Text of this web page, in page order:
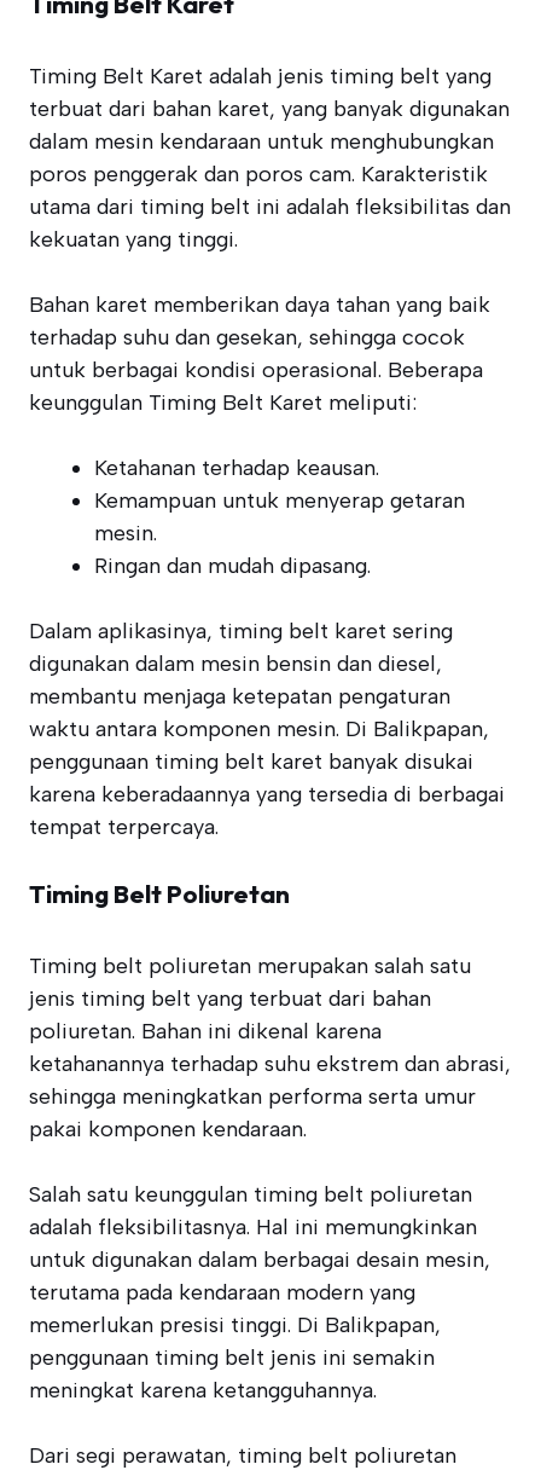
Timing Belt Karet adalah jenis timing belt yang
terbuat dari bahan karet, yang banyak digunakan
dalam mesin kendaraan untuk menghubungkan
poros penggerak dan poros cam. Karakteristik
utama dari timing belt ini adalah fleksibilitas dan
kekuatan yang tinggi.
Bahan karet memberikan daya tahan yang baik
terhadap suhu dan gesekan, sehingga cocok
untuk berbagai kondisi operasional. Beberapa
keunggulan Timing Belt Karet meliputi:
Ketahanan terhadap keausan.
Kemampuan untuk menyerap getaran
mesin.
Ringan dan mudah dipasang.
Dalam aplikasinya, timing belt karet sering
digunakan dalam mesin bensin dan diesel,
membantu menjaga ketepatan pengaturan
waktu antara komponen mesin. Di Balikpapan,
penggunaan timing belt karet banyak disukai
karena keberadaannya yang tersedia di berbagai
tempat terpercaya.
Timing Belt Poliuretan
Timing belt poliuretan merupakan salah satu
jenis timing belt yang terbuat dari bahan
poliuretan. Bahan ini dikenal karena
ketahanannya terhadap suhu ekstrem dan abrasi,
sehingga meningkatkan performa serta umur
pakai komponen kendaraan.
Salah satu keunggulan timing belt poliuretan
adalah fleksibilitasnya. Hal ini memungkinkan
untuk digunakan dalam berbagai desain mesin,
terutama pada kendaraan modern yang
memerlukan presisi tinggi. Di Balikpapan,
penggunaan timing belt jenis ini semakin
meningkat karena ketangguhannya.
Dari segi perawatan, timing belt poliuretan